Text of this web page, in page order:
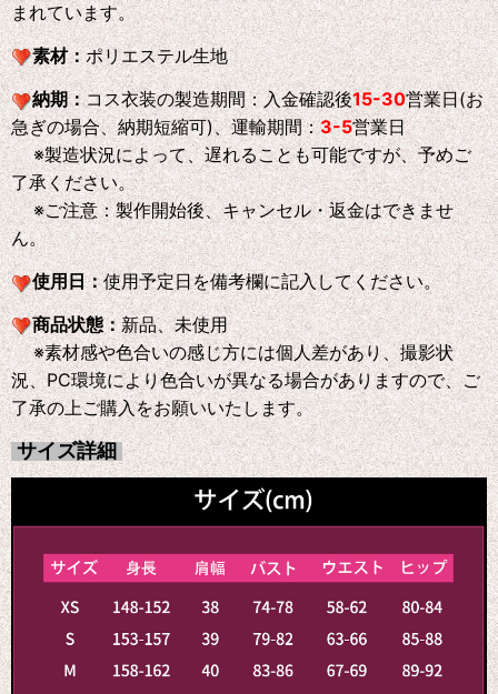
まれています。
素材：ポリエステル生地
納期：コス衣装の製造期間：入金確認後15-30営業日(お
急ぎの場合、納期短縮可)、運輸期間：3-5営業日
※製造状況によって、遅れることも可能ですが、予めご
了承ください。
※ご注意：製作開始後、キャンセル・返金はできませ
ん。
使用日：使用予定日を備考欄に記入してください。
商品状態：新品、未使用
※素材感や色合いの感じ方には個人差があり、撮影状
況、PC環境により色合いが異なる場合がありますので、ご
了承の上ご購入をお願いいたします。
サイズ詳細